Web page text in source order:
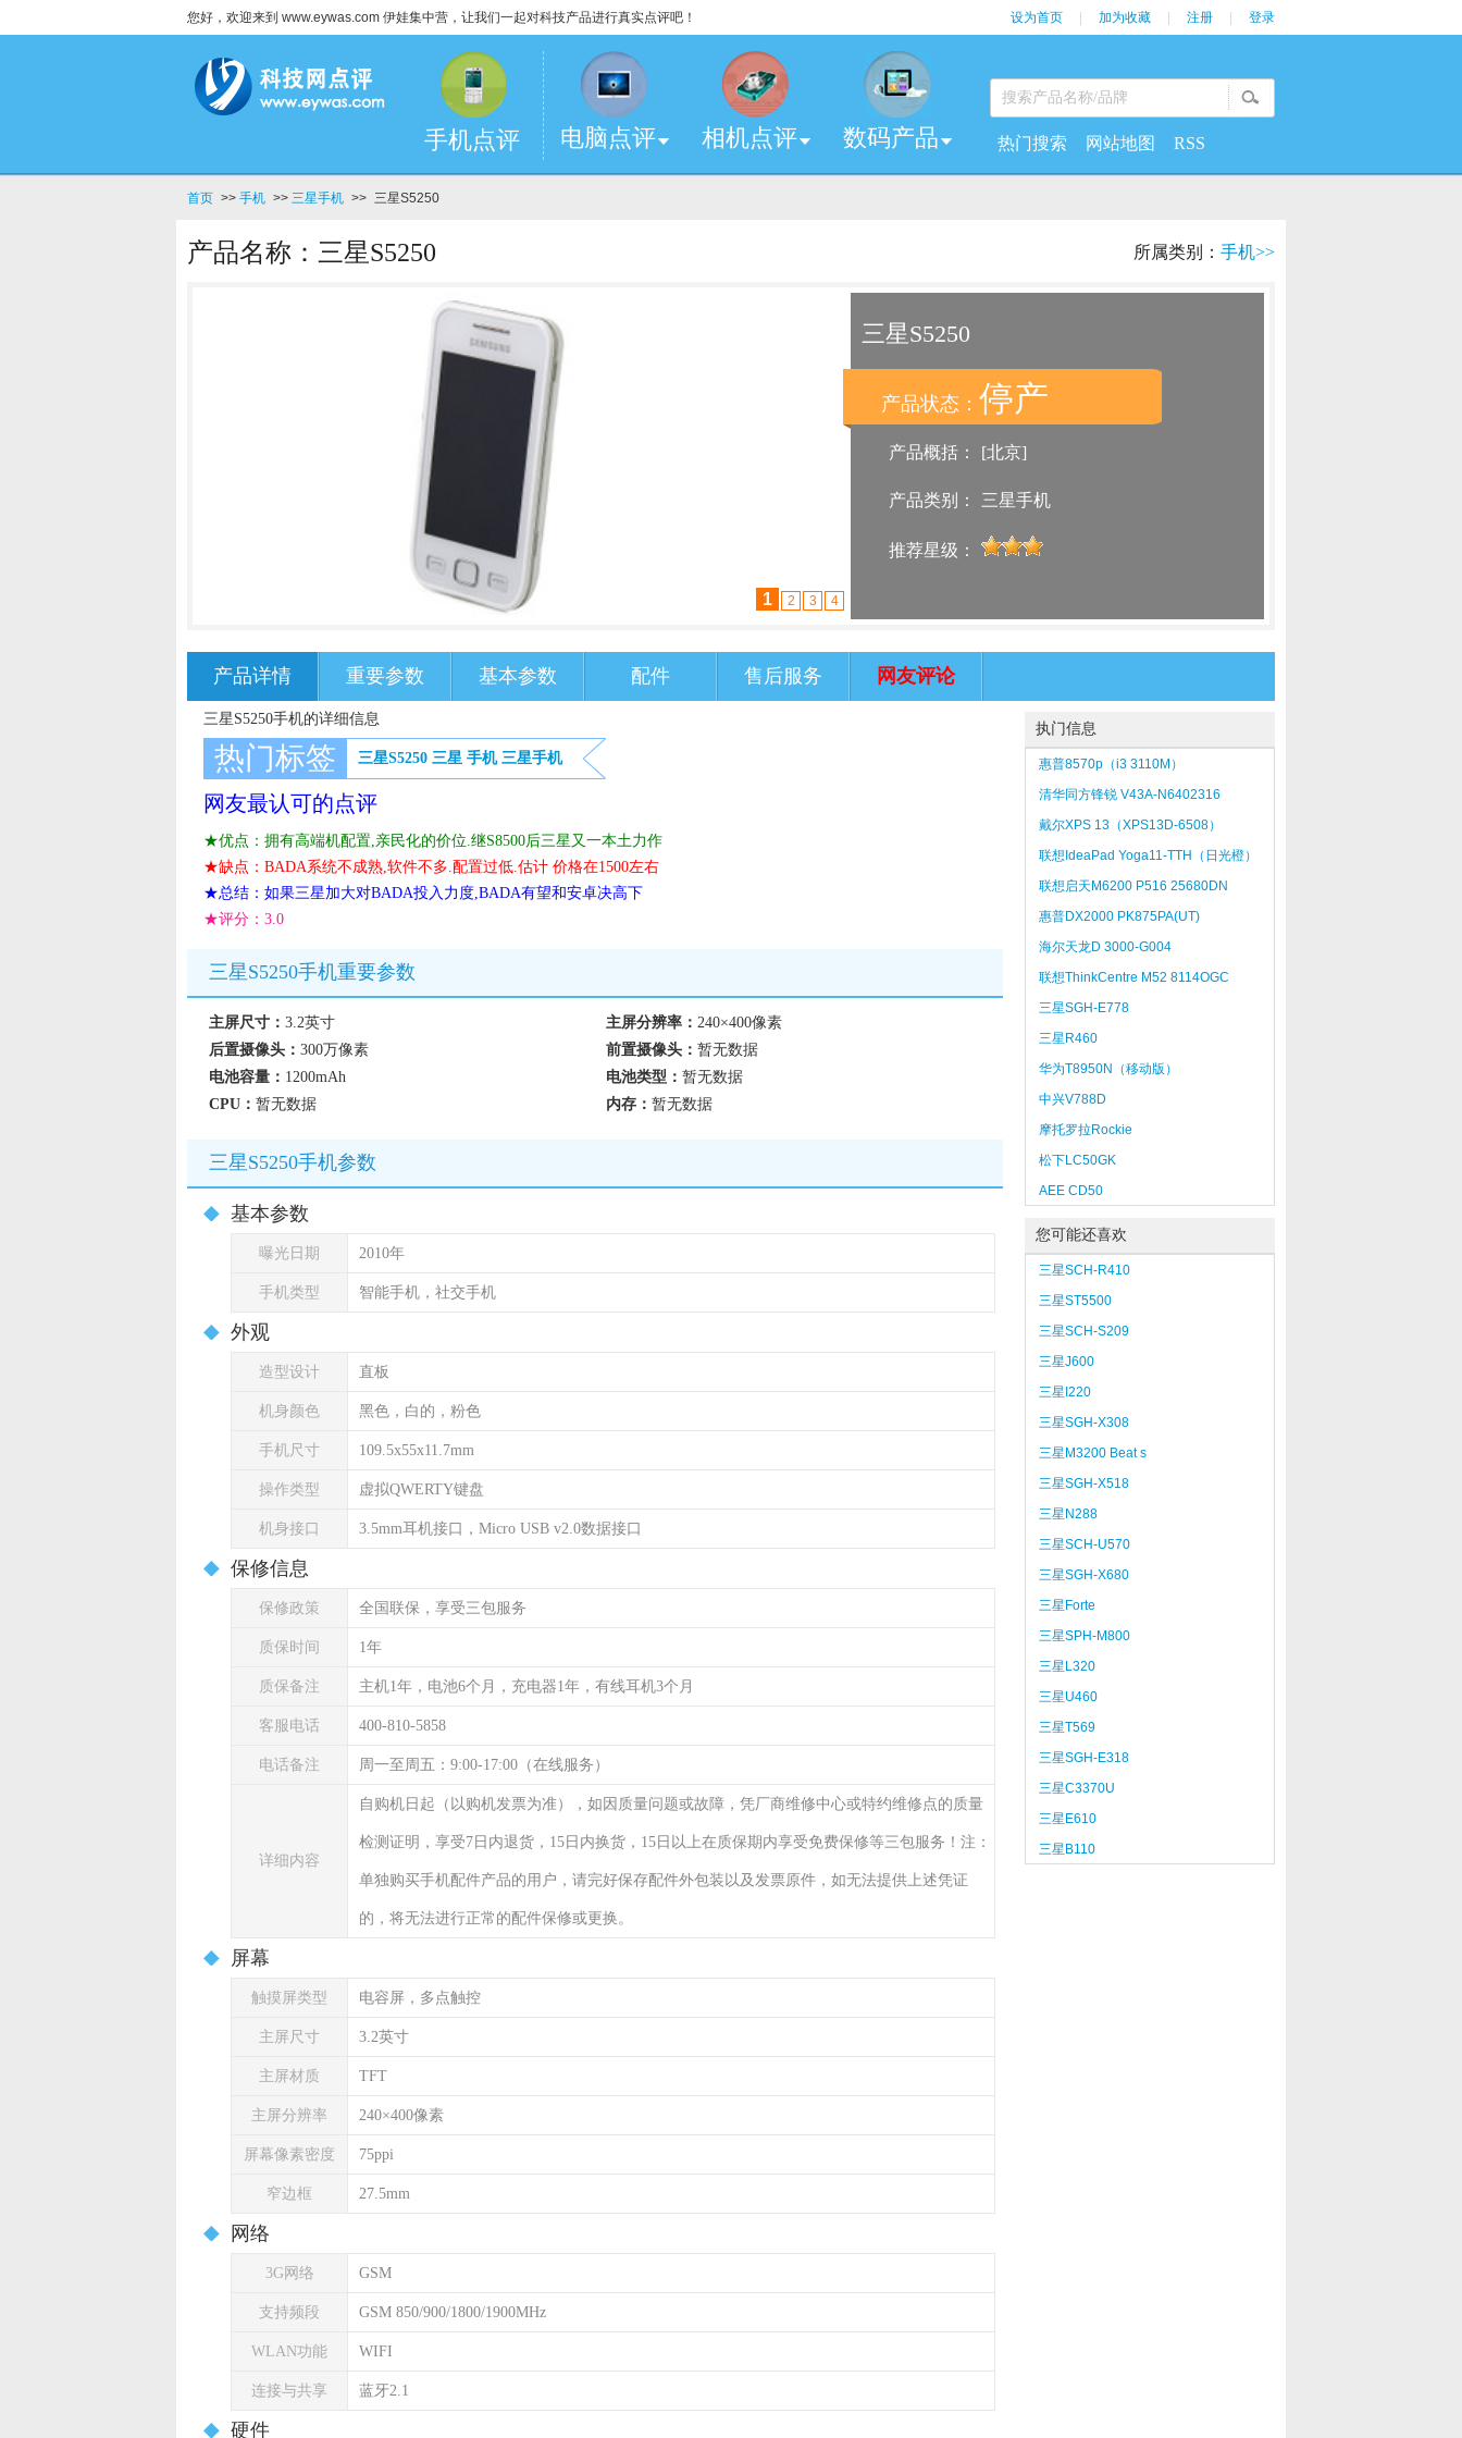
您好，欢迎来到 www.eywas.com 伊娃集中营，让我们一起对科技产品进行真实点评吧！ 设为首页 加为收藏 注册 登录
手机点评 电脑点评 相机点评 数码产品 热门搜索 网站地图 RSS
首页 >> 手机 >> 三星手机 >> 三星S5250
产品名称：三星S5250 所属类别： 手机>>
1 2 3 4
三星S5250
产品状态： 停产
产品概括： [北京]
产品类别： 三星手机
推荐星级：
产品详情 重要参数 基本参数 配件 售后服务 网友评论
三星S5250手机的详细信息
热门标签 三星S5250 三星 手机 三星手机
网友最认可的点评
★优点：拥有高端机配置,亲民化的价位.继S8500后三星又一本土力作
★缺点：BADA系统不成熟,软件不多.配置过低.估计 价格在1500左右
★总结：如果三星加大对BADA投入力度,BADA有望和安卓决高下
★评分： 3.0
三星S5250手机重要参数
主屏尺寸： 3.2英寸 主屏分辨率： 240×400像素
后置摄像头： 300万像素 前置摄像头： 暂无数据
电池容量： 1200mAh 电池类型： 暂无数据
CPU： 暂无数据 内存： 暂无数据
三星S5250手机参数
基本参数
曝光日期 2010年
手机类型 智能手机，社交手机
外观
造型设计 直板
机身颜色 黑色，白的，粉色
手机尺寸 109.5x55x11.7mm
操作类型 虚拟QWERTY键盘
机身接口 3.5mm耳机接口，Micro USB v2.0数据接口
保修信息
保修政策 全国联保，享受三包服务
质保时间 1年
质保备注 主机1年，电池6个月，充电器1年，有线耳机3个月
客服电话 400-810-5858
电话备注 周一至周五：9:00-17:00（在线服务）
详细内容
自购机日起（以购机发票为准），如因质量问题或故障，凭厂商维修中心或特约维修点的质量
检测证明，享受7日内退货，15日内换货，15日以上在质保期内享受免费保修等三包服务！注：
单独购买手机配件产品的用户，请完好保存配件外包装以及发票原件，如无法提供上述凭证
的，将无法进行正常的配件保修或更换。
屏幕
触摸屏类型 电容屏，多点触控
主屏尺寸 3.2英寸
主屏材质 TFT
主屏分辨率 240×400像素
屏幕像素密度 75ppi
窄边框 27.5mm
网络
3G网络 GSM
支持频段 GSM 850/900/1800/1900MHz
WLAN功能 WIFI
连接与共享 蓝牙2.1
硬件
执门信息
惠普8570p（i3 3110M）
清华同方锋锐 V43A-N6402316
戴尔XPS 13（XPS13D-6508）
联想IdeaPad Yoga11-TTH（日光橙）
联想启天M6200 P516 25680DN
惠普DX2000 PK875PA(UT)
海尔天龙D 3000-G004
联想ThinkCentre M52 8114OGC
三星SGH-E778
三星R460
华为T8950N（移动版）
中兴V788D
摩托罗拉Rockie
松下LC50GK
AEE CD50
您可能还喜欢
三星SCH-R410
三星ST5500
三星SCH-S209
三星J600
三星I220
三星SGH-X308
三星M3200 Beat s
三星SGH-X518
三星N288
三星SCH-U570
三星SGH-X680
三星Forte
三星SPH-M800
三星L320
三星U460
三星T569
三星SGH-E318
三星C3370U
三星E610
三星B110